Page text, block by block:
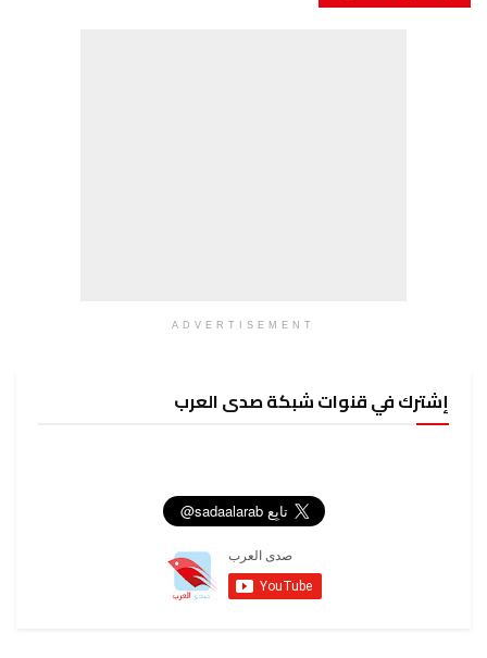
ADVERTISEMENT
إشترك في قنوات شبكة صدى العرب